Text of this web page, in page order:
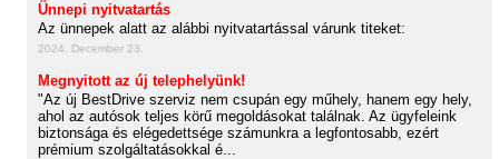
Ünnepi nyitvatartás
Az ünnepek alatt az alábbi nyitvatartással várunk titeket:
2024. December 23.
Megnyitott az új telephelyünk!
"Az új BestDrive szerviz nem csupán egy műhely, hanem egy hely,
ahol az autósok teljes körű megoldásokat találnak. Az ügyfeleink
biztonsága és elégedettsége számunkra a legfontosabb, ezért
prémium szolgáltatásokkal é...